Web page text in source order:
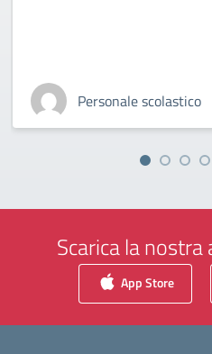
Personale scolastico
Scarica la
App Store